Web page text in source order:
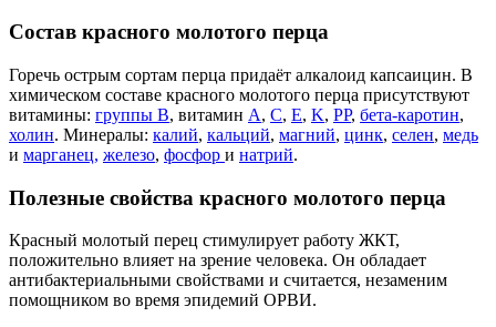
Состав красного молотого перца
Горечь острым сортам перца придаёт алкалоид капсаицин. В
химическом составе красного молотого перца присутствуют
витамины: группы В, витамин А, С, Е, K, РР, бета-каротин,
холин. Минералы: калий, кальций, магний, цинк, селен, медь
и марганец, железо, фосфор и натрий.
Полезные свойства красного молотого перца
Красный молотый перец стимулирует работу ЖКТ,
положительно влияет на зрение человека. Он обладает
антибактериальными свойствами и считается, незаменим
помощником во время эпидемий ОРВИ.